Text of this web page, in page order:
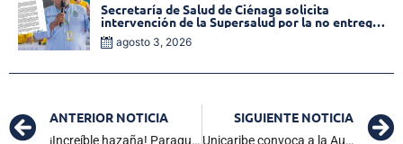
Secretaría de Salud de Ciénaga solicita
intervención de la Supersalud por la no entrega
de medicamentos en las EPS
agosto 3, 2026
ANTERIOR NOTICIA
¡Increíble hazaña! Paraguay desata la locura al eliminar a Alemania en una emocionante tanda de penales
SIGUIENTE NOTICIA
Unicaribe convoca a la Audiencia Pública de Rendición de Cuentas